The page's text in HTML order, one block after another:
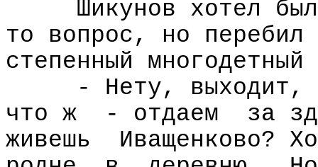
Шикунов хотел
то вопрос, но
степенный
- Нету, выходит,
что ж
- отдаем
за
живешь
Иващенково?